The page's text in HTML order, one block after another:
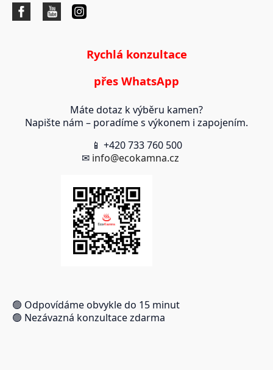
Rychlá konzultace
přes WhatsApp
Máte dotaz k výběru kamen?
Napište nám – poradíme s výkonem i zapojením.
📱 +420 733 760 500
✉ info@ecokamna.cz
🟢 Odpovídáme obvykle do 15 minut
🟢 Nezávazná konzultace zdarma